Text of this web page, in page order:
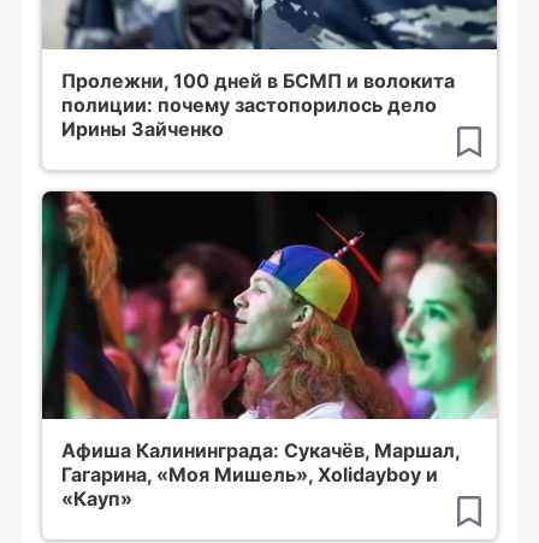
Пролежни, 100 дней в БСМП и волокита
полиции: почему застопорилось дело
Ирины Зайченко
Афиша Калининграда: Сукачёв, Маршал,
Гагарина, «Моя Мишель», Xolidayboy и
«Кауп»